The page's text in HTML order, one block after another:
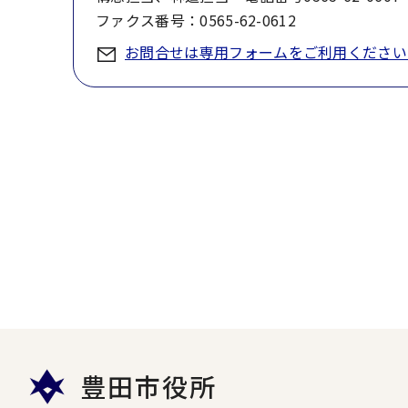
ファクス番号：0565-62-0612
お問合せは専用フォームをご利用くださ
豊田市役所